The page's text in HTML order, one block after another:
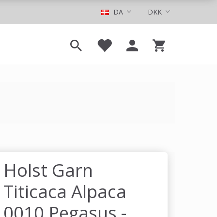
DKK
DA
Holst Garn
Titicaca Alpaca